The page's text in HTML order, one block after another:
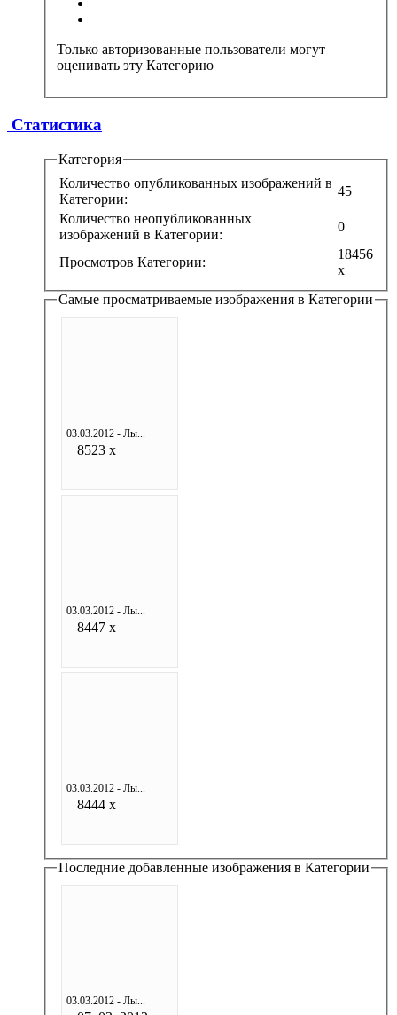
Только авторизованные пользователи могут
оценивать эту Категорию
Статистика
Категория
Количество опубликованных изображений в
Категории:
45
Количество неопубликованных
изображений в Категории:
0
Просмотров Категории:
18456
x
Самые просматриваемые изображения в Категории
03.03.2012 - Лы...
8523 x
03.03.2012 - Лы...
8447 x
03.03.2012 - Лы...
8444 x
Последние добавленные изображения в Категории
03.03.2012 - Лы...